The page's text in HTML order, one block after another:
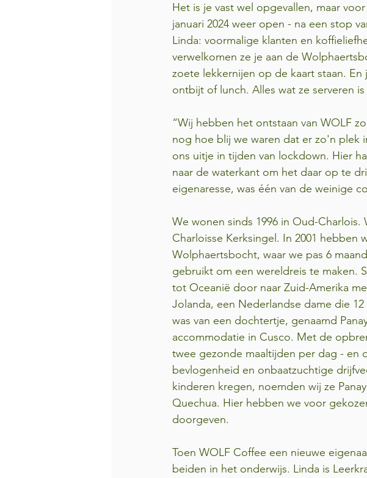
Het is je vast wel opgevallen, maar
januari 2024 weer open - na een stop
Linda: voormalige klanten en
verwelkomen ze je aan de
zoete lekkernijen op de kaart staan.
ontbijt of lunch. Alles wat ze serveren
“Wij hebben het ontstaan van WOLF
nog hoe blij we waren dat er zo'n plek
ons uitje in tijden van lockdown. Hier
naar de waterkant om het daar op te
eigenaresse, was één van de weinige
We wonen sinds 1996 in Oud-
Charloisse Kerksingel. In 2001
Wolphaertsbocht, waar we pas 6
gebruikt om een wereldreis te maken.
tot Oceanië door naar Zuid-Amerika
Jolanda, een Nederlandse dame die
was van een dochtertje, genaamd
accommodatie in Cusco. Met de
twee gezonde maaltijden per dag - en
bevlogenheid en onbaatzuchtige
kinderen kregen, noemden wij ze
Quechua. Hier hebben we voor
doorgeven.
Toen WOLF Coffee een nieuwe
beiden in het onderwijs. Linda is